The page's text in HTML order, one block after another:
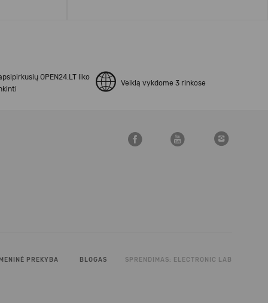
OPEN24.LT liko
Veiklą vykdome 3 rinkose
PREKYBA BLOGAS SPRENDIMAS: ELECTRONIC LAB